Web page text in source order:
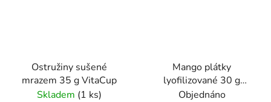
Ostružiny sušené
mrazem 35 g VitaCup
Skladem (1 ks)
Mango plátky
lyofilizované 30 g
VitaCup
Objednáno